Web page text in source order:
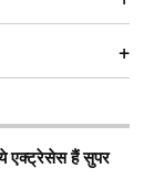
ये एक्ट्रेसेस हैं सुपर